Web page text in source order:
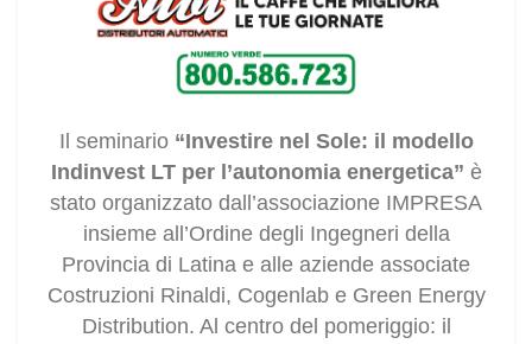
Il seminario “Investire nel Sole: il modello
Indinvest LT per l’autonomia energetica” è
stato organizzato dall’associazione IMPRESA
insieme all’Ordine degli Ingegneri della
Provincia di Latina e alle aziende associate
Costruzioni Rinaldi, Cogenlab e Green Energy
Distribution. Al centro del pomeriggio: il